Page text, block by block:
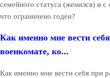
семейного статуса (женился) и
что ограничено годен?
Как именно мне вести
военкомате, ко...
Как именно мне вести себя при